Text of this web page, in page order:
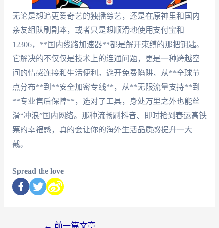
无论是想追更爱奇艺的独播综艺，还是在原神里和国内
亲友组队刷副本，或者只是想顺滑地使用支付宝和
12306，**国内线路加速器**都是解开束缚的那把钥匙。
它解决的不仅仅是技术上的连通问题，更是一种跨越空
间的情感连接和生活便利。避开免费陷阱，从**全球节
点分布**到**安全加密专线**，从**无限流量支持**到
**专业售后保障**，选对了工具，身处万里之外也能丝
滑“冲浪”国内网络。那种流畅刷抖音、即时抢到春运高铁
票的幸福感，真的会让你的海外生活品质感提升一大
截。
Spread the love
← 前一篇文章